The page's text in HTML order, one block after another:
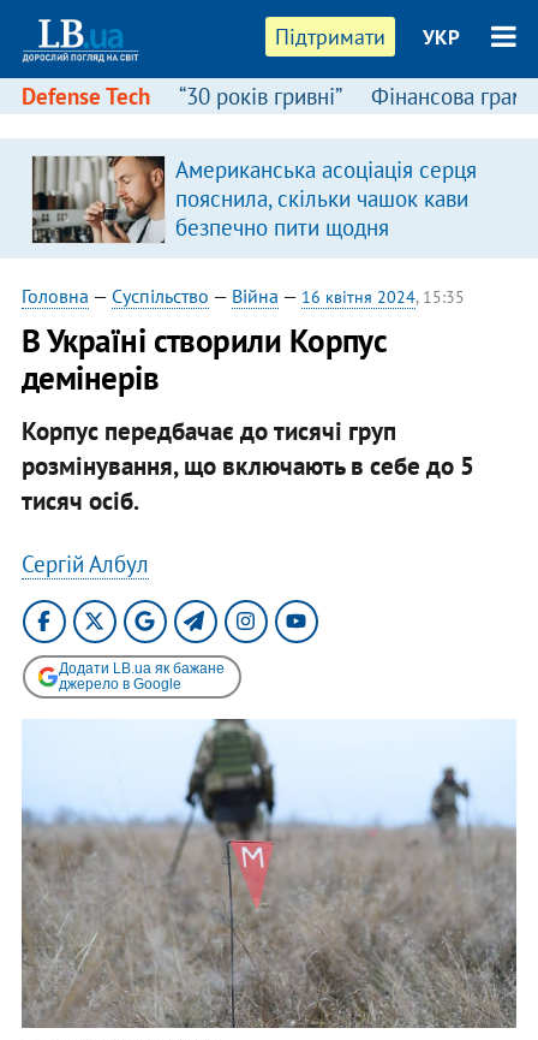
Підтримати УКР
Defense Tech “30 років гривні” Фінансова
Американська асоціація серця
пояснила, скільки чашок кави
безпечно пити щодня
Головна — Суспільство — Війна — 16 квітня 2024, 15:35
В Україні створили Корпус
демінерів
Корпус передбачає до тисячі груп
розмінування, що включають в себе до 5
тисяч осіб.
Сергій Албул
Додати LB.ua як бажане
джерело в Google